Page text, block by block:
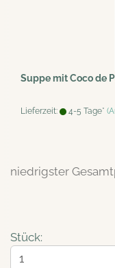
Suppe mit Coco de
Lieferzeit: 4-5 Tage*
niedrigster
Stück: